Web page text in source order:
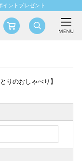
イントプレゼント
りのおしゃべり】